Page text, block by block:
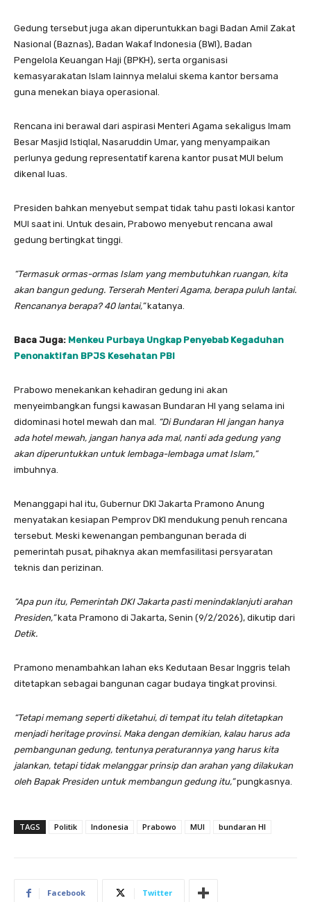
Gedung tersebut juga akan diperuntukkan bagi Badan Amil Zakat
Nasional (Baznas), Badan Wakaf Indonesia (BWI), Badan
Pengelola Keuangan Haji (BPKH), serta organisasi
kemasyarakatan Islam lainnya melalui skema kantor bersama
guna menekan biaya operasional.
Rencana ini berawal dari aspirasi Menteri Agama sekaligus Imam
Besar Masjid Istiqlal, Nasaruddin Umar, yang menyampaikan
perlunya gedung representatif karena kantor pusat MUI belum
dikenal luas.
Presiden bahkan menyebut sempat tidak tahu pasti lokasi kantor
MUI saat ini. Untuk desain, Prabowo menyebut rencana awal
gedung bertingkat tinggi.
“Termasuk ormas-ormas Islam yang membutuhkan ruangan, kita
akan bangun gedung. Terserah Menteri Agama, berapa puluh lantai.
Rencananya berapa? 40 lantai,”katanya.
Baca Juga: Menkeu Purbaya Ungkap Penyebab Kegaduhan
Penonaktifan BPJS Kesehatan PBI
Prabowo menekankan kehadiran gedung ini akan
menyeimbangkan fungsi kawasan Bundaran HI yang selama ini
didominasi hotel mewah dan mal. “Di Bundaran HI jangan hanya
ada hotel mewah, jangan hanya ada mal, nanti ada gedung yang
akan diperuntukkan untuk lembaga-lembaga umat Islam,”
imbuhnya.
Menanggapi hal itu, Gubernur DKI Jakarta Pramono Anung
menyatakan kesiapan Pemprov DKI mendukung penuh rencana
tersebut. Meski kewenangan pembangunan berada di
pemerintah pusat, pihaknya akan memfasilitasi persyaratan
teknis dan perizinan.
“Apa pun itu, Pemerintah DKI Jakarta pasti menindaklanjuti arahan
Presiden,”kata Pramono di Jakarta, Senin (9/2/2026), dikutip dari
Detik.
Pramono menambahkan lahan eks Kedutaan Besar Inggris telah
ditetapkan sebagai bangunan cagar budaya tingkat provinsi.
“Tetapi memang seperti diketahui, di tempat itu telah ditetapkan
menjadi heritage provinsi. Maka dengan demikian, kalau harus ada
pembangunan gedung, tentunya peraturannya yang harus kita
jalankan, tetapi tidak melanggar prinsip dan arahan yang dilakukan
oleh Bapak Presiden untuk membangun gedung itu,”pungkasnya.
TAGS Politik Indonesia Prabowo MUI bundaran HI
Facebook Twitter